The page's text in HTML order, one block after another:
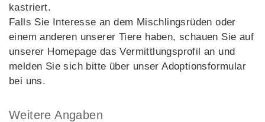
kastriert.
Falls Sie Interesse an dem Mischlingsrüden oder
einem anderen unserer Tiere haben, schauen Sie auf
unserer Homepage das Vermittlungsprofil an und
melden Sie sich bitte über unser Adoptionsformular
bei uns.
Weitere Angaben